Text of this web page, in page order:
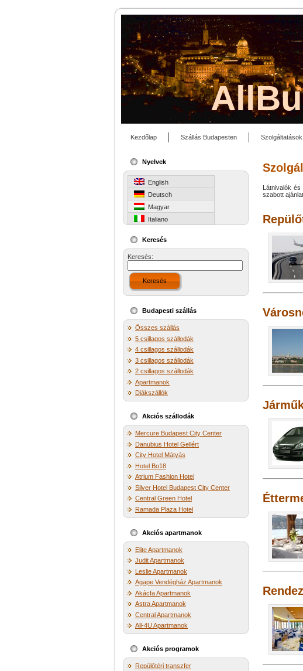
Kezdőlap Szállás Budapesten
Nyelvek
English
Deutsch
Magyar
Italiano
Keresés
Keresés:
Keresés
Budapesti szállás
Összes szállás
5 csillagos szállodák
4 csillagos szállodák
3 csillagos szállodák
2 csillagos szállodák
Apartmanok
Diákszállók
Akciós szállodák
Mercure Budapest City Center
Danubius Hotel Gellért
City Hotel Mátyás
Hotel Bo18
Atrium Fashion Hotel
Silver Hotel Budapest City Center
Central Green Hotel
Ramada Plaza Hotel
Akciós apartmanok
Elite Apartmanok
Judit Apartmanok
Leslie Apartmanok
Agape Vendégház Apartmanok
Akácfa Apartmanok
Astra Apartmanok
Central Apartmanok
All-4U Apartmanok
Akciós programok
Repülőtéri transzfer
Látnivalók
szabott